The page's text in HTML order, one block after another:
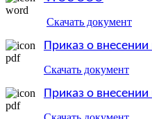
Скачать документ
Приказ о
Скачать документ
Приказ о